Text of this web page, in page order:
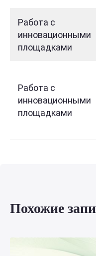
Работа с
инновационными
площадками
Работа с
инновационными
площадками
Похожие